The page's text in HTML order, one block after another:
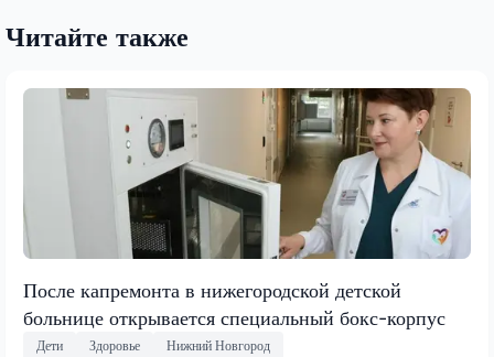
Читайте также
После капремонта в нижегородской детской
больнице открывается специальный бокс-корпус
Дети Здоровье Нижний Новгород